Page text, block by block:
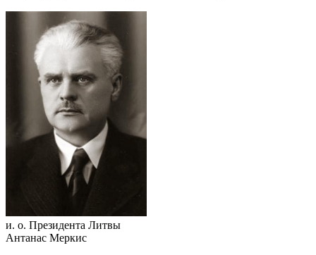
и. о. Президента Литвы
Антанас Меркис